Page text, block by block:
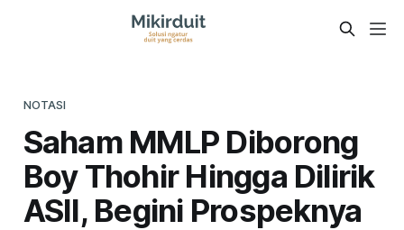
NOTASI
Saham MMLP Diborong
Boy Thohir Hingga Dilirik
ASII, Begini Prospeknya